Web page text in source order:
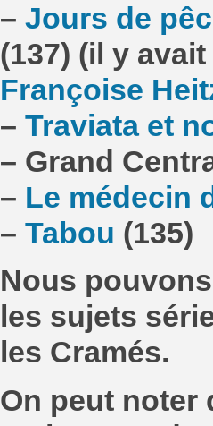
– Jours de
(137) (il y
Françoise
– Traviata et
– Grand
– Le médecin
– Tabou (135)
Nous
les sujets
les Cramés.
On peut noter